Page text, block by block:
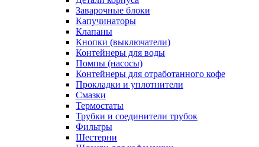
Заварочные блоки
Капучинаторы
Клапаны
Кнопки (выключатели)
Контейнеры для воды
Помпы (насосы)
Контейнеры для отработанного кофе
Прокладки и уплотнители
Смазки
Термостаты
Трубки и соединители трубок
Фильтры
Шестерни